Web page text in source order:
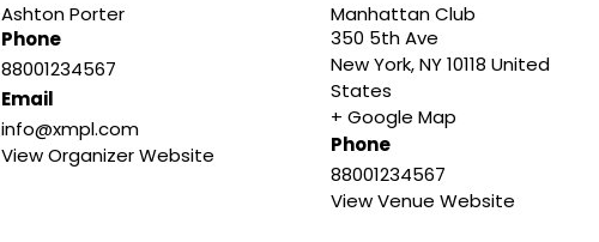
Ashton Porter
Phone
88001234567
Email
info@xmpl.com
View Organizer Website
Manhattan Club
350 5th Ave
New York,NY10118 United
States
+ Google Map
Phone
88001234567
View Venue Website